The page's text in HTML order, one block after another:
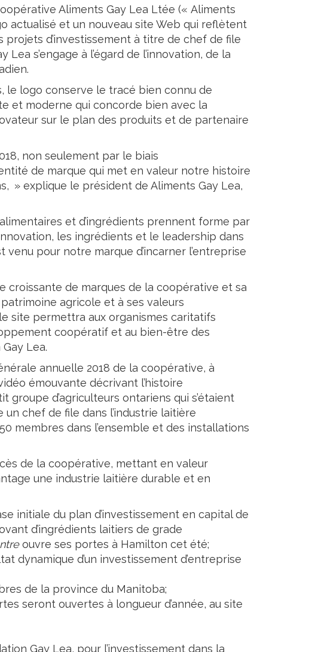
Aliments Gay Lea Ltée (« Aliments
actualisé et un nouveau site Web qui reflètent
d’investissement à titre de chef de file
s’engage à l’égard de l’innovation, de la
le logo conserve le tracé bien connu de
et moderne qui concorde bien avec la
sur le plan des produits et de partenaire
non seulement par le biais
de marque qui met en valeur notre histoire
» explique le président de Aliments Gay Lea,
et d’ingrédients prennent forme par
les ingrédients et le leadership dans
pour notre marque d’incarner l’entreprise
croissante de marques de la coopérative et sa
agricole et à ses valeurs
site permettra aux organismes caritatifs
coopératif et au bien-être des
Lea.
annuelle 2018 de la coopérative, à
émouvante décrivant l’histoire
groupe d’agriculteurs ontariens qui s’étaient
chef de file dans l’industrie laitière
membres dans l’ensemble et des installations
de la coopérative, mettant en valeur
une industrie laitière durable et en
initiale du plan d’investissement en capital de
d’ingrédients laitiers de grade
ouvre ses portes à Hamilton cet été;
dynamique d’un investissement d’entreprise
de la province du Manitoba;
seront ouvertes à longueur d’année, au site
Gay Lea, pour l’investissement dans la